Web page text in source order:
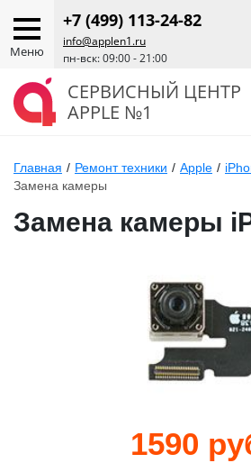
Меню
+7 (499) 113-24-82
info@applen1.ru
пн-вск: 09:00 - 21:00
СЕРВИСНЫЙ ЦЕНТР
APPLE №1
Главная / Ремонт техники / Apple /
Замена камеры
Замена камеры
1590